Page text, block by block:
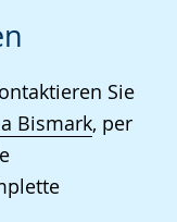
Sie
Bismark, per